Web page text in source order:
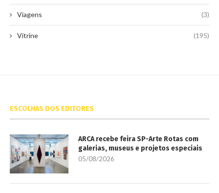
Viagens (3)
Vitrine (195)
ESCOLHAS DOS EDITORES
ARCA recebe feira SP-Arte Rotas com
galerias, museus e projetos especiais
05/08/2026